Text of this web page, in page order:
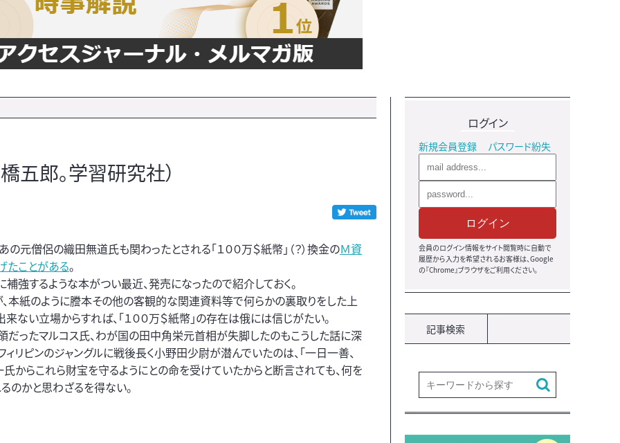
五郎。学習研究社）
元僧侶の織田無道氏も関わったとされる「１００万＄紙幣」（？）換金のＭ資
たことがある。
強するような本がつい最近、発売になったので紹介しておく。
本紙のように謄本その他の客観的な関連資料等で何らかの裏取りをした上
ない立場からすれば、「１００万＄紙幣」の存在は俄には信じがたい。
だったマルコス氏、わが国の田中角栄元首相が失脚したのもこうした話に深
ィリピンのジャングルに戦後長く小野田少尉が潜んでいたのは、「一日一善、
からこれら財宝を守るようにとの命を受けていたからと断言されても、何を
のかと思わざるを得ない。
ログイン
新規会員登録 パスワード紛失
ログイン
会員のログイン情報をサイト閲覧時に自動で
履歴から入力を希望されるお客様は、Google
の『Chrome』ブラウザをご利用ください。
記事検索